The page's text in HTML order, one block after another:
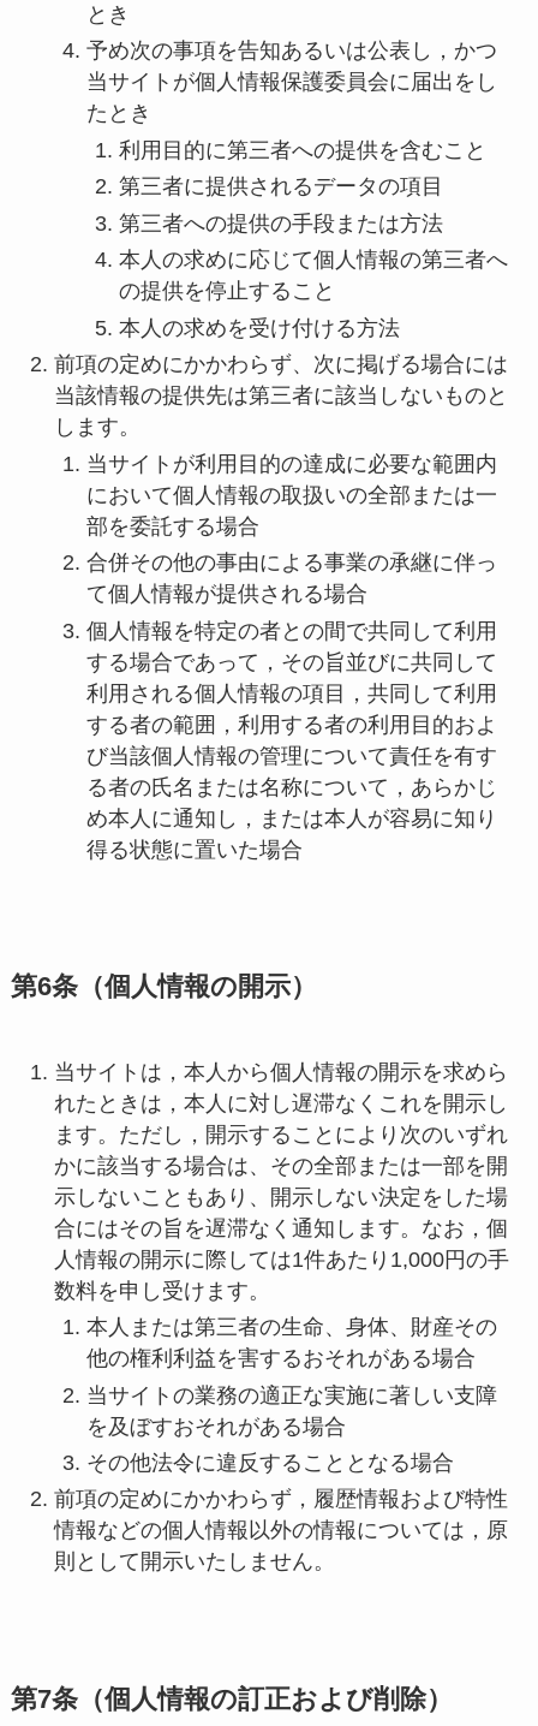
とき
予め次の事項を告知あるいは公表し，かつ
当サイトが個人情報保護委員会に届出をし
たとき
利用目的に第三者への提供を含むこと
第三者に提供されるデータの項目
第三者への提供の手段または方法
本人の求めに応じて個人情報の第三者へ
の提供を停止すること
本人の求めを受け付ける方法
前項の定めにかかわらず、次に掲げる場合には
当該情報の提供先は第三者に該当しないものと
します。
当サイトが利用目的の達成に必要な範囲内
において個人情報の取扱いの全部または一
部を委託する場合
合併その他の事由による事業の承継に伴っ
て個人情報が提供される場合
個人情報を特定の者との間で共同して利用
する場合であって，その旨並びに共同して
利用される個人情報の項目，共同して利用
する者の範囲，利用する者の利用目的およ
び当該個人情報の管理について責任を有す
る者の氏名または名称について，あらかじ
め本人に通知し，または本人が容易に知り
得る状態に置いた場合
第6条（個人情報の開示）
当サイトは，本人から個人情報の開示を求めら
れたときは，本人に対し遅滞なくこれを開示し
ます。ただし，開示することにより次のいずれ
かに該当する場合は、その全部または一部を開
示しないこともあり、開示しない決定をした場
合にはその旨を遅滞なく通知します。なお，個
人情報の開示に際しては1件あたり1,000円の手
数料を申し受けます。
本人または第三者の生命、身体、財産その
他の権利利益を害するおそれがある場合
当サイトの業務の適正な実施に著しい支障
を及ぼすおそれがある場合
その他法令に違反することとなる場合
前項の定めにかかわらず，履歴情報および特性
情報などの個人情報以外の情報については，原
則として開示いたしません。
第7条（個人情報の訂正および削除）